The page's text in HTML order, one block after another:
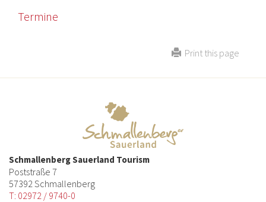
Termine
Print this page
Schmallenberg Sauerland Tourism
Poststraße 7
57392 Schmallenberg
T: 02972 / 9740-0